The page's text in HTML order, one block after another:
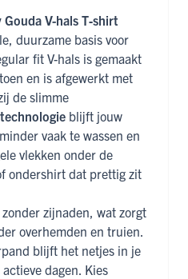
Gouda V-hals T‑shirt
duurzame basis voor
fit V-hals is gemaakt
en is afgewerkt met
de slimme
blijft jouw
vaak te wassen en
vlekken onder de
ondershirt dat prettig zit
zijnaden, wat zorgt
overhemden en truien.
blijft het netjes in je
dagen. Kies